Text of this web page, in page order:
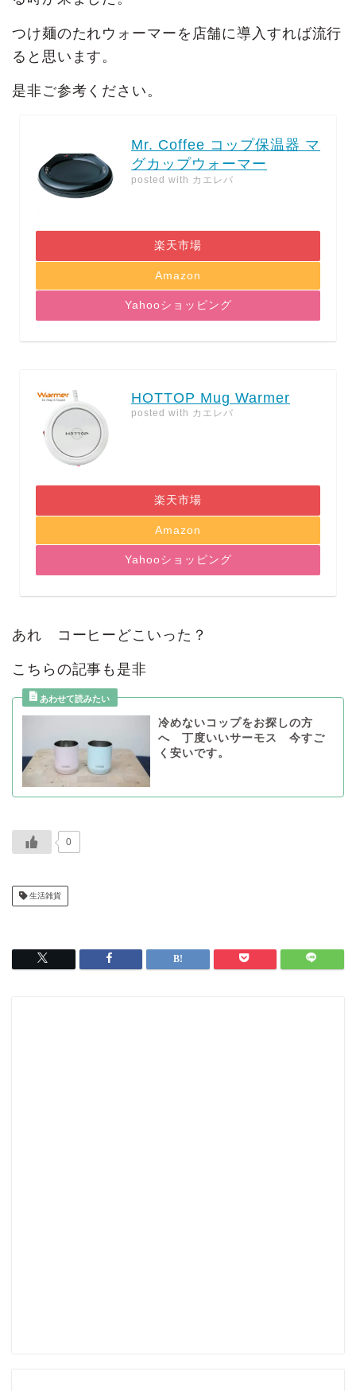
つけ麺のたれウォーマーを店舗に導入すれば流行
ると思います。
是非ご参考ください。
Mr. Coffee コップ保温器 マ
グカップウォーマー
posted with カエレバ
楽天市場
Amazon
Yahooショッピング
HOTTOP Mug Warmer
posted with カエレバ
楽天市場
Amazon
Yahooショッピング
あれ コーヒーどこいった？
こちらの記事も是非
冷めないコップをお探しの方
へ 丁度いいサーモス 今すご
く安いです。
0
生活雑貨